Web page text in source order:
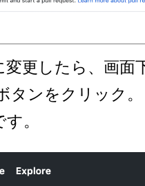
更したら、画面
タンをクリック
。